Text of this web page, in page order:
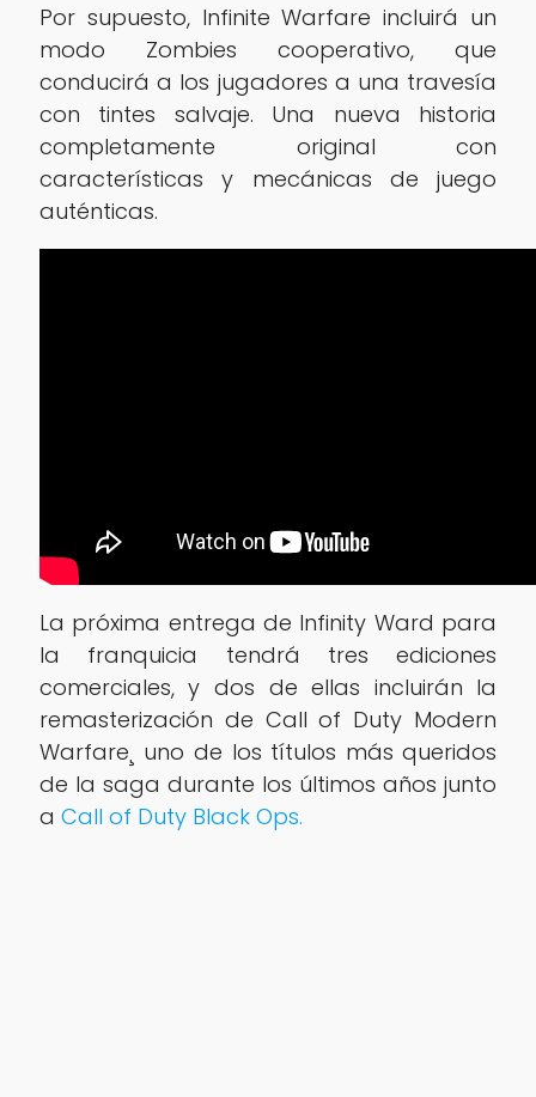
Por supuesto, Infinite Warfare incluirá un
modo Zombies cooperativo, que
conducirá a los jugadores a una travesía
con tintes salvaje. Una nueva historia
completamente original con
características y mecánicas de juego
auténticas.
La próxima entrega de Infinity Ward para
la franquicia tendrá tres ediciones
comerciales, y dos de ellas incluirán la
remasterización de Call of Duty Modern
Warfare¸ uno de los títulos más queridos
de la saga durante los últimos años junto
a Call of Duty Black Ops.